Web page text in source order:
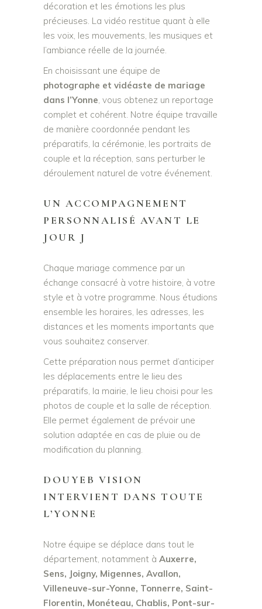
décoration et les émotions les plus
précieuses. La vidéo restitue quant à elle
les voix, les mouvements, les musiques et
l’ambiance réelle de la journée.
En choisissant une équipe de
photographe et vidéaste de mariage
dans l’Yonne, vous obtenez un reportage
complet et cohérent. Notre équipe travaille
de manière coordonnée pendant les
préparatifs, la cérémonie, les portraits de
couple et la réception, sans perturber le
déroulement naturel de votre événement.
UN ACCOMPAGNEMENT
PERSONNALISÉ AVANT LE
JOUR J
Chaque mariage commence par un
échange consacré à votre histoire, à votre
style et à votre programme. Nous étudions
ensemble les horaires, les adresses, les
distances et les moments importants que
vous souhaitez conserver.
Cette préparation nous permet d’anticiper
les déplacements entre le lieu des
préparatifs, la mairie, le lieu choisi pour les
photos de couple et la salle de réception.
Elle permet également de prévoir une
solution adaptée en cas de pluie ou de
modification du planning.
DOUYEB VISION
INTERVIENT DANS TOUTE
L’YONNE
Notre équipe se déplace dans tout le
département, notamment à Auxerre,
Sens, Joigny, Migennes, Avallon,
Villeneuve-sur-Yonne, Tonnerre, Saint-
Florentin, Monéteau, Chablis, Pont-sur-